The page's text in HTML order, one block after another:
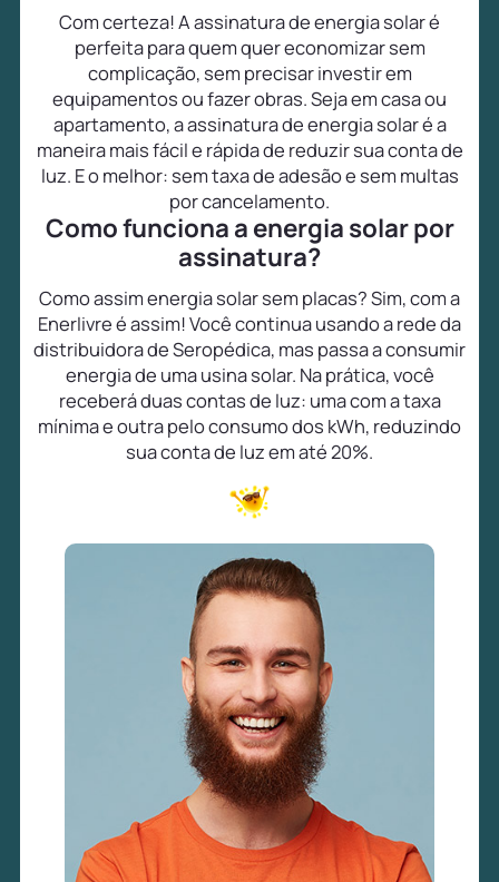
Com certeza! A assinatura de energia solar é
perfeita para quem quer economizar sem
complicação, sem precisar investir em
equipamentos ou fazer obras. Seja em casa ou
apartamento, a assinatura de energia solar é a
maneira mais fácil e rápida de reduzir sua conta de
luz. E o melhor: sem taxa de adesão e sem multas
por cancelamento.
Como funciona a energia solar por
assinatura?
Como assim energia solar sem placas? Sim, com a
Enerlivre é assim! Você continua usando a rede da
distribuidora de Seropédica, mas passa a consumir
energia de uma usina solar. Na prática, você
receberá duas contas de luz: uma com a taxa
mínima e outra pelo consumo dos kWh, reduzindo
sua conta de luz em até 20%.